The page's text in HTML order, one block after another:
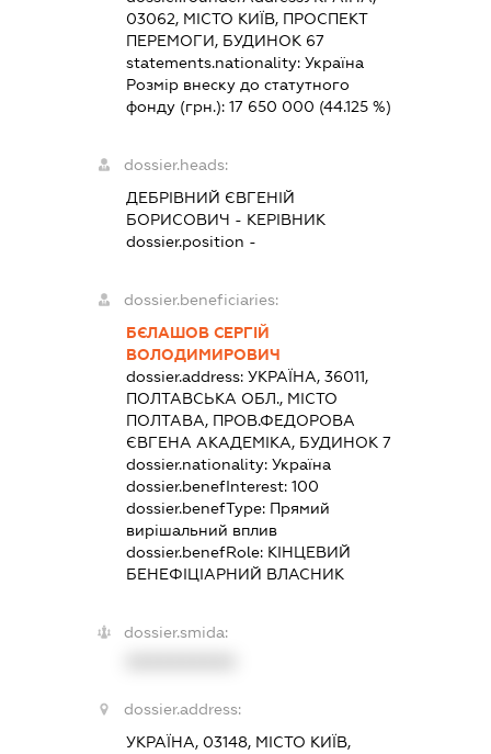
03062, МІСТО КИЇВ, ПРОСПЕКТ
ПЕРЕМОГИ, БУДИНОК 67
statements.nationality:Україна
Розмір внеску до статутного
фонду (грн.):17 650 000 (44.125 %)
dossier.heads:
ДЕБРІВНИЙ ЄВГЕНІЙ
БОРИСОВИЧ - КЕРІВНИК
dossier.position -
dossier.beneficiaries:
БЄЛАШОВ СЕРГІЙ
ВОЛОДИМИРОВИЧ
dossier.address:УКРАЇНА, 36011,
ПОЛТАВСЬКА ОБЛ., МІСТО
ПОЛТАВА, ПРОВ.ФЕДОРОВА
ЄВГЕНА АКАДЕМІКА, БУДИНОК 7
dossier.nationality:Україна
dossier.benefInterest:100
dossier.benefType: Прямий
вирішальний вплив
dossier.benefRole: КІНЦЕВИЙ
БЕНЕФІЦІАРНИЙ ВЛАСНИК
dossier.smida:
dossier.address:
УКРАЇНА, 03148, МІСТО КИЇВ,